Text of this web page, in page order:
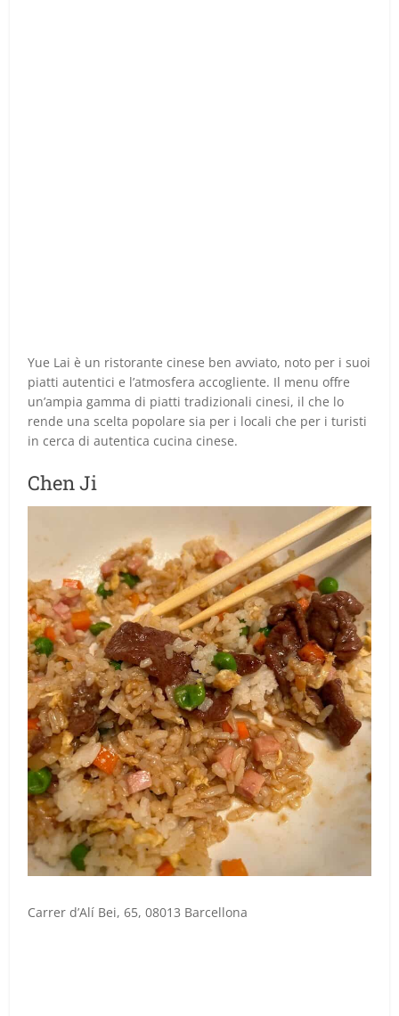
Yue Lai è un ristorante cinese ben avviato, noto per i suoi
piatti autentici e l’atmosfera accogliente. Il menu offre
un’ampia gamma di piatti tradizionali cinesi, il che lo
rende una scelta popolare sia per i locali che per i turisti
in cerca di autentica cucina cinese.
Chen Ji
Carrer d’Alí Bei, 65, 08013 Barcellona